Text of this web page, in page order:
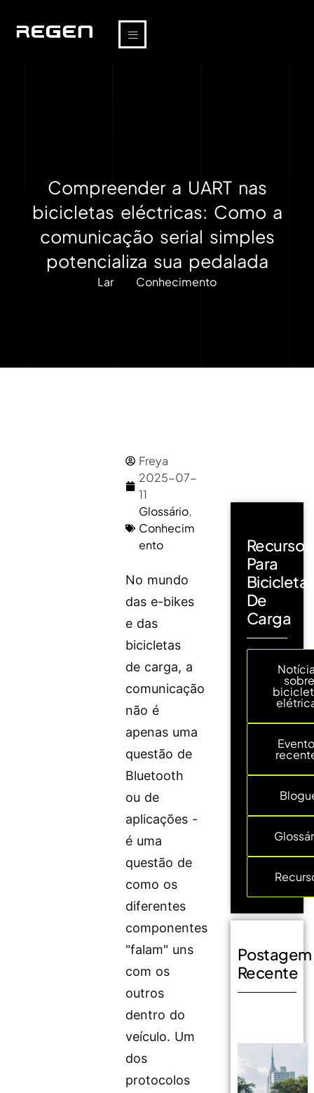
Compreender a UART nas
bicicletas eléctricas: Como a
comunicação serial simples
potencializa sua pedalada
Lar Conhecimento
Freya
2025-07-
11
Glossário,
Conhecim
ento
No mundo
das e-bikes
e das
bicicletas
de carga, a
comunicação
não é
apenas uma
questão de
Bluetooth
ou de
aplicações -
é uma
questão de
como os
diferentes
componentes
"falam" uns
com os
outros
dentro do
veículo. Um
dos
protocolos
Recursos
Para
De
Carga
sobre
Postagem
Recente